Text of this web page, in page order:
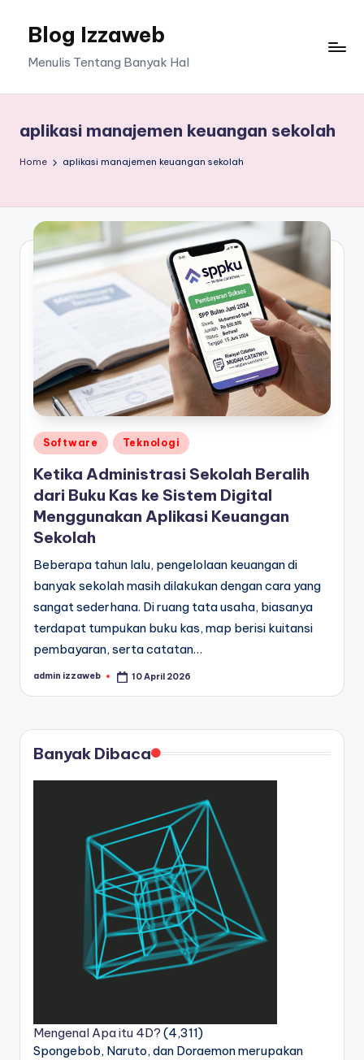
Blog Izzaweb
Menulis Tentang Banyak Hal
aplikasi manajemen keuangan sekolah
Home aplikasi manajemen keuangan sekolah
Posted
in
Software Teknologi
Ketika Administrasi Sekolah Beralih
dari Buku Kas ke Sistem Digital
Menggunakan Aplikasi Keuangan
Sekolah
Beberapa tahun lalu, pengelolaan keuangan di
banyak sekolah masih dilakukan dengan cara yang
sangat sederhana. Di ruang tata usaha, biasanya
terdapat tumpukan buku kas, map berisi kuitansi
pembayaran, serta catatan…
Posted
admin izzaweb 10 April 2026
Banyak Dibaca
Mengenal Apa itu 4D? (4,311)
Spongebob, Naruto, dan Doraemon merupakan